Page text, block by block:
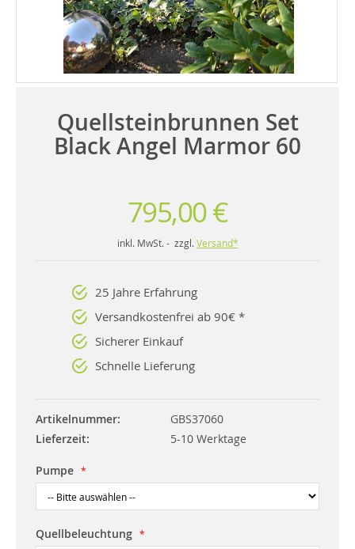
Quellsteinbrunnen Set
Black Angel Marmor 60
795,00 €
inkl. MwSt. - zzgl. Versand*
25 Jahre Erfahrung
Versandkostenfrei ab 90€ *
Sicherer Einkauf
Schnelle Lieferung
Artikelnummer
GBS37060
Lieferzeit
5-10 Werktage
Pumpe
Quellbeleuchtung